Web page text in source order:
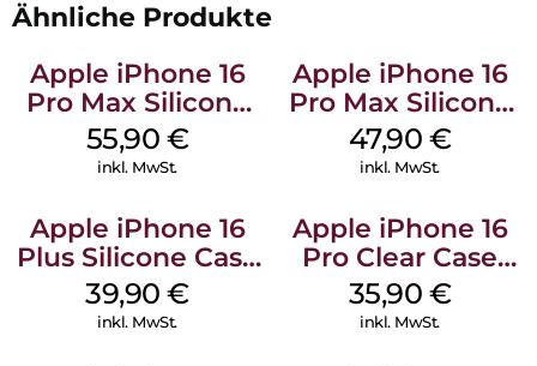
Ähnliche Produkte
Apple iPhone 16
Pro Max Silicone
Case MagSafe
Stone Gray
55,90 €
inkl. MwSt.
Apple iPhone 16
Pro Max Silicone
Case MagSafe
Black
47,90 €
inkl. MwSt.
Apple iPhone 16
Plus Silicone Case
MagSafe Plum
39,90€
inkl. MwSt.
Apple iPhone 16
Pro Clear Case
MagSafe
Transparent
35,90 €
inkl. MwSt.